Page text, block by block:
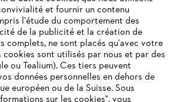
et fournir un contenu
l'étude du comportement des
de la publicité et la création de
complets, ne sont placés qu'avec votre
cookies sont utilisés par nous et par des
ou Tealium). Ces tiers peuvent
données personnelles en dehors de
européen ou de la Suisse. Sous